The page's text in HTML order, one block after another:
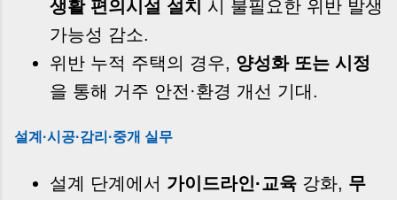
생활 편의시설 설치 시 불필요한 위반 발생
가능성 감소.
위반 누적 주택의 경우, 양성화 또는 시정
을 통해 거주 안전·환경 개선 기대.
설계·시공·감리·중개 실무
설계 단계에서 가이드라인·교육 강화, 무